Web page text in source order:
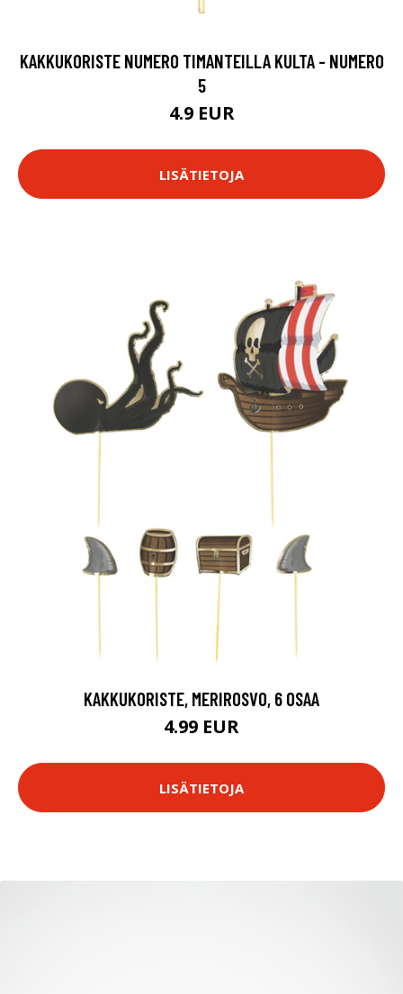
KAKKUKORISTE NUMERO TIMANTEILLA KULTA - NUMERO
5
4.9 EUR
LISÄTIETOJA
KAKKUKORISTE, MERIROSVO, 6 OSAA
4.99 EUR
LISÄTIETOJA